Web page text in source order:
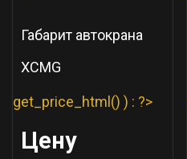
Габарит автокрана
XCMG
get_price_html() ) : ?>
Цену